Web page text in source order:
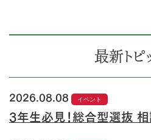
最新トピ
2026.08.08 イベント
3年生必見！総合型選抜